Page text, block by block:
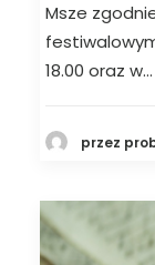
Msze
18.00 oraz w…
przez